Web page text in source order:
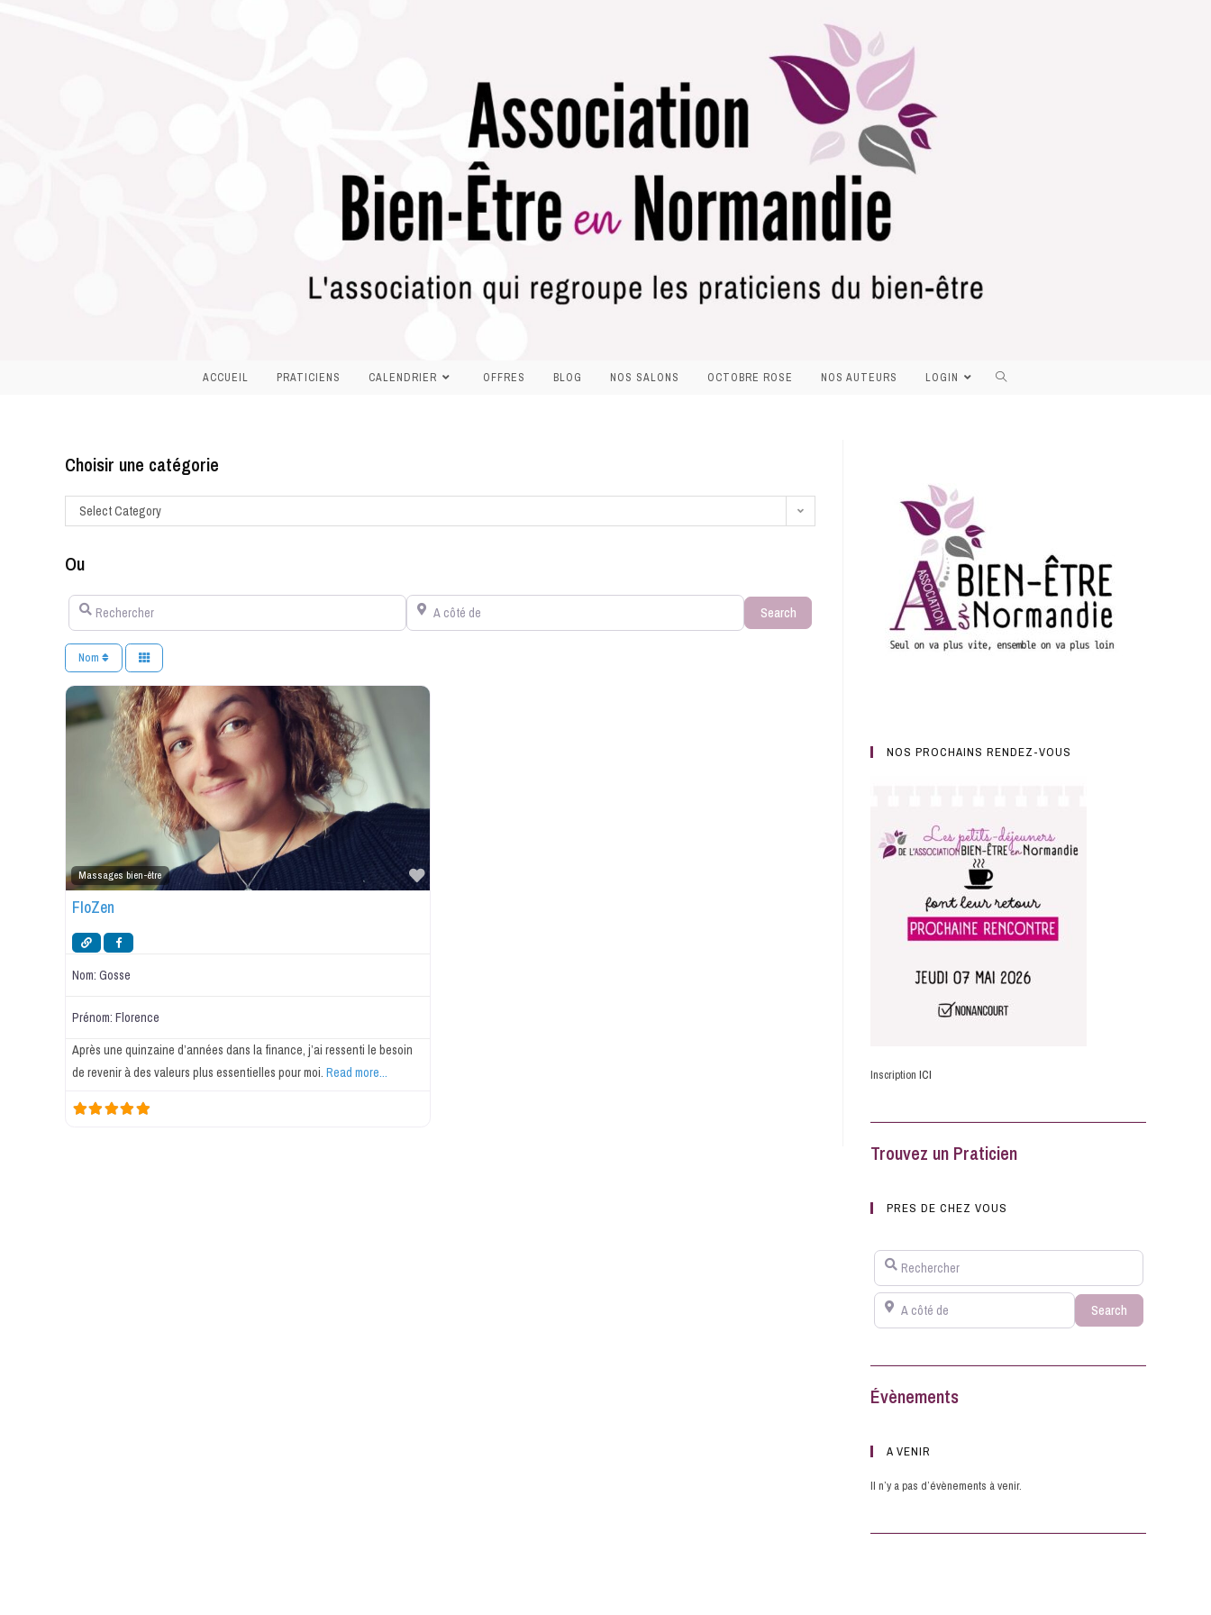
ACCUEIL PRATICIENS CALENDRIER OFFRES BLOG NOS SALONS OCTOBRE ROSE NOS AUTEURS LOGIN
Choisir une catégorie
Select Category
Ou
Rechercher A côté de SearchSearch
Nom
Massages bien-être
Favorite
FloZen
Nom: Gosse
Prénom: Florence
Après une quinzaine d’années dans la finance, j’ai ressenti le besoin
de revenir à des valeurs plus essentielles pour moi. Read more...
NOS PROCHAINS RENDEZ-VOUS
Inscription ICI
Trouvez un Praticien
PRES DE CHEZ VOUS
Rechercher
A côté de SearchSearch
Évènements
A VENIR
Il n’y a pas d’évènements à venir.